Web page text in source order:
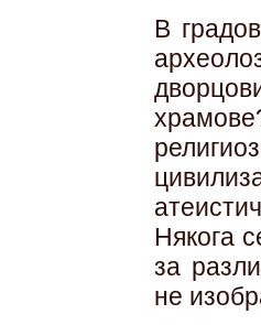
В
Някога
за
не